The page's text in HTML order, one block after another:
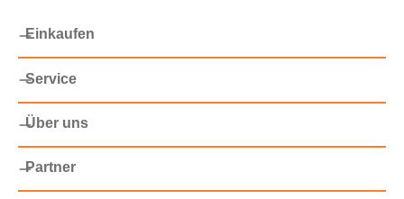
Einkaufen
Service
Über uns
Partner